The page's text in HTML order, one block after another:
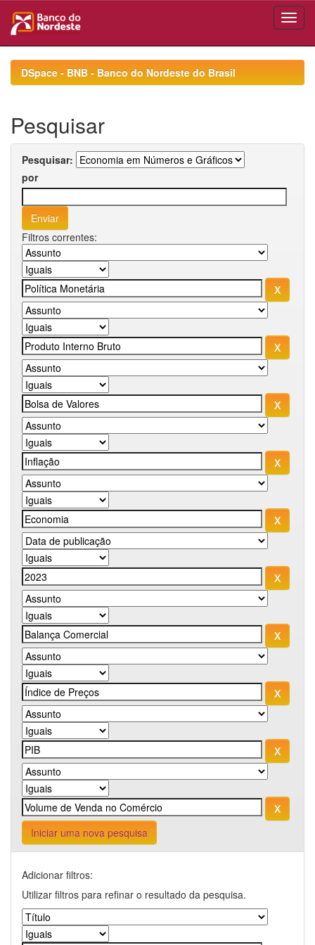
navigationDSpace - BNB - Banco do Nordeste do Brasil
Pesquisar
Pesquisar:
por
Filtros correntes:
Iniciar uma nova pesquisa
Adicionar filtros:
Utilizar filtros para refinar o resultado da pesquisa.